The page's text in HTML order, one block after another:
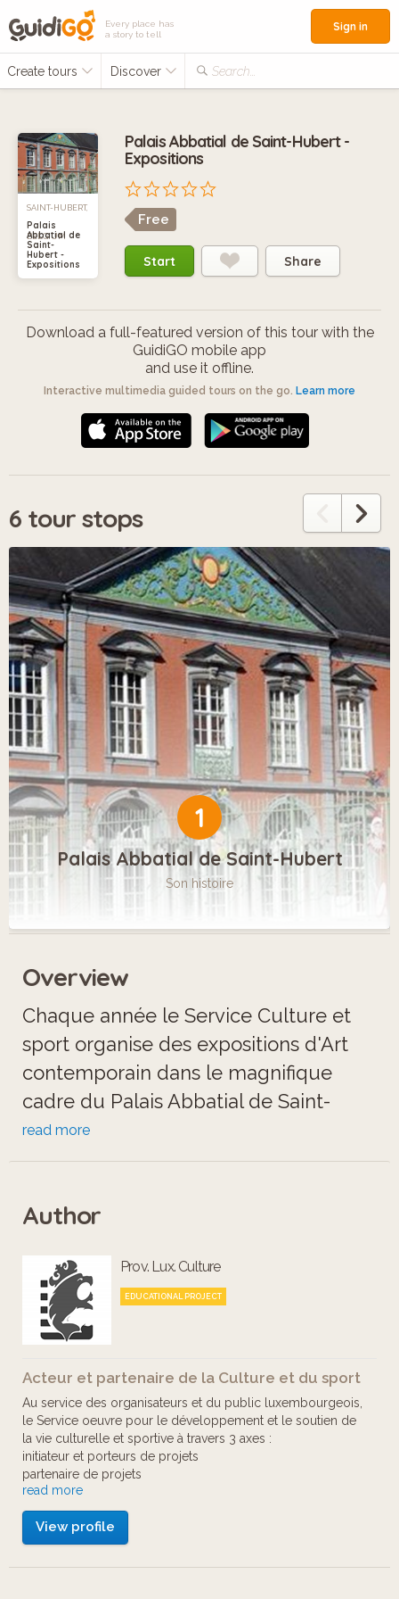
Every place has
a story to tell
Create tours Discover Search...
Sign in
SAINT-HUBERT,
BELGIUM
Palais
Abbatial de
Saint-
Hubert -
Expositions
Palais Abbatial de Saint-Hubert -
Expositions
Free
Start Share
Download a full-featured version of this tour with the
GuidiGO mobile app
and use it offline.
Interactive multimedia guided tours on the go. Learn more
6 tour stops
1
Palais Abbatial de Saint-Hubert
Son histoire
Overview
Chaque année le Service Culture et
sport organise des expositions d'Art
contemporain dans le magnifique
cadre du Palais Abbatial de Saint-
Hubert. Ces expositions sont ouvertes
à tous les publics dans l'optique de
un plus large nombre. Les artistes qui
nationaux et internationaux de grande
qualité.
read more
Author
Prov. Lux. Culture
EDUCATIONAL PROJECT
Acteur et partenaire de la Culture et du sport
Au service des organisateurs et du public luxembourgeois,
le Service oeuvre pour le développement et le soutien de
la vie culturelle et sportive à travers 3 axes :
initiateur et porteurs de projets
partenaire de projets
soutien aux initiatives existantes par des aides services ou
une intervention financière
Il mène des actions de terrain, seul ou en partenariat, dans 7
secteurs :
read more
View profile